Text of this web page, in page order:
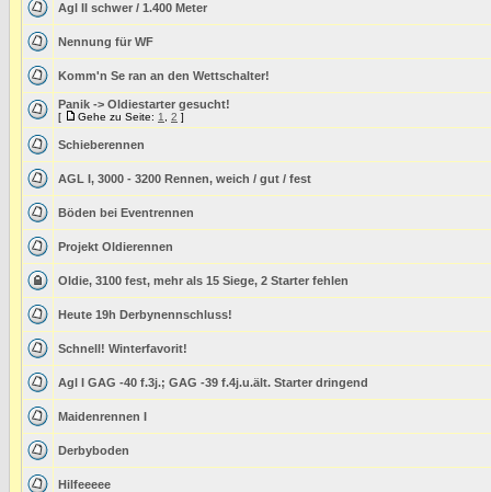
Agl II schwer / 1.400 Meter
Nennung für WF
Komm'n Se ran an den Wettschalter!
Panik -> Oldiestarter gesucht!
[ Gehe zu Seite: 1 2 ]
Schieberennen
AGL I, 3000 - 3200 Rennen, weich / gut / fest
Böden bei Eventrennen
Projekt Oldierennen
Oldie, 3100 fest, mehr als 15 Siege, 2 Starter fehlen
Heute 19h Derbynennschluss!
Schnell! Winterfavorit!
Agl I GAG -40 f.3j.; GAG -39 f.4j.u.ält. Starter dringend
Maidenrennen I
Derbyboden
Hilfeeeee